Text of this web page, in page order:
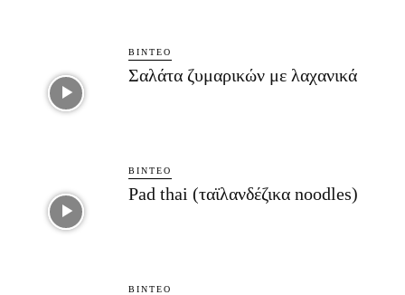
ΒΊΝΤΕΟ
Σαλάτα ζυμαρικών με λαχανικά
ΒΊΝΤΕΟ
Pad thai (ταϊλανδέζικα noodles)
ΒΊΝΤΕΟ